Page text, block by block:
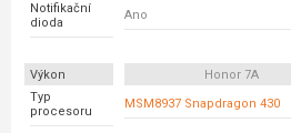
Notifikační
dioda
Ano
Výkon Honor 7A
Typ
procesoru
MSM8937 Snapdragon 430